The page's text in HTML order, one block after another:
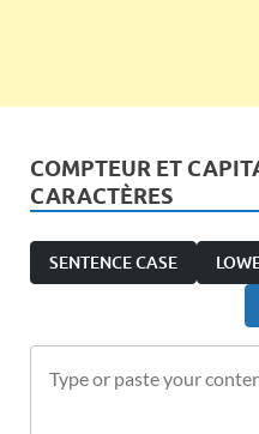
COMPTEUR ET
CARACTÈRES
SENTENCE CASE